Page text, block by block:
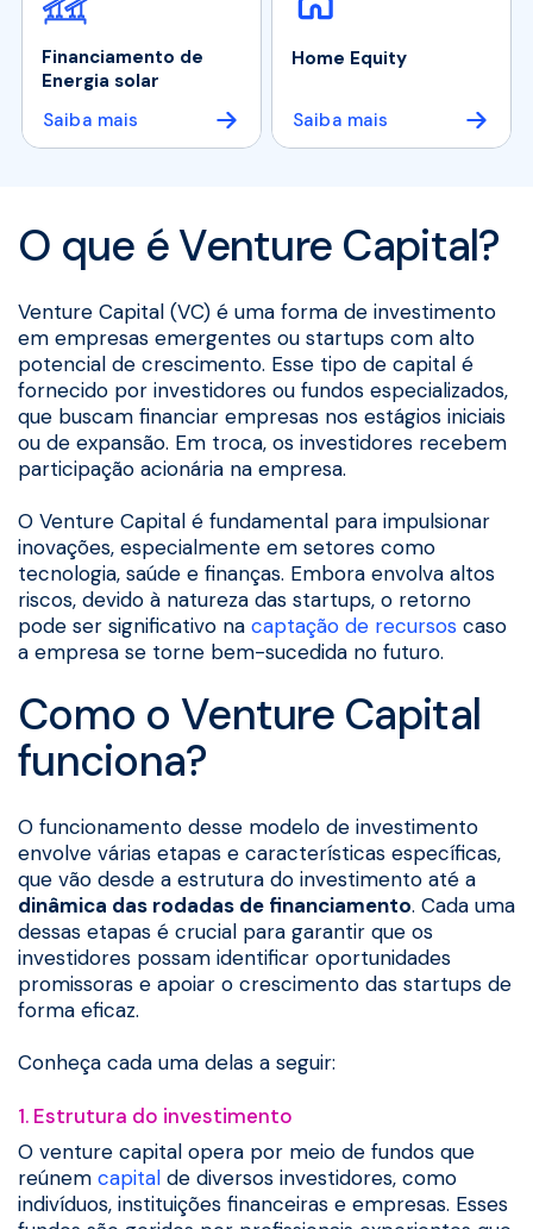
Financiamento de
Energia solar
Saiba mais
Home Equity
Saiba mais
O que é Venture Capital?
Venture Capital (VC) é uma forma de investimento
em empresas emergentes ou startups com alto
potencial de crescimento. Esse tipo de capital é
fornecido por investidores ou fundos especializados,
que buscam financiar empresas nos estágios iniciais
ou de expansão. Em troca, os investidores recebem
participação acionária na empresa.
O Venture Capital é fundamental para impulsionar
inovações, especialmente em setores como
tecnologia, saúde e finanças. Embora envolva altos
riscos, devido à natureza das startups, o retorno
pode ser significativo na captação de recursos caso
a empresa se torne bem-sucedida no futuro.
Como o Venture Capital
funciona?
O funcionamento desse modelo de investimento
envolve várias etapas e características específicas,
que vão desde a estrutura do investimento até a
dinâmica das rodadas de financiamento. Cada uma
dessas etapas é crucial para garantir que os
investidores possam identificar oportunidades
promissoras e apoiar o crescimento das startups de
forma eficaz.
Conheça cada uma delas a seguir:
1. Estrutura do investimento
O venture capital opera por meio de fundos que
reúnem capital de diversos investidores, como
indivíduos, instituições financeiras e empresas. Esses